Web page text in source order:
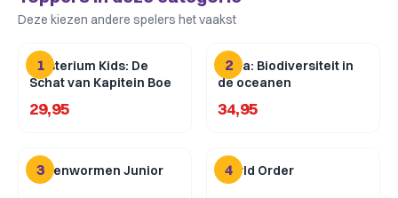
Deze kiezen andere spelers het vaakst
1
Mysterium Kids: De
Schat van Kapitein Boe
29,95
2
Aqua: Biodiversiteit in
de oceanen
34,95
3
Regenwormen Junior 4
World Order